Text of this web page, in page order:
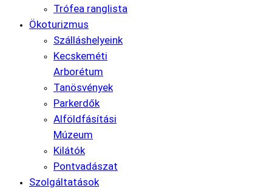
Trófea ranglista
Ökoturizmus
Szálláshelyeink
Kecskeméti
Arborétum
Tanösvények
Parkerdők
Alföldfásítási
Múzeum
Kilátók
Pontvadászat
Szolgáltatások